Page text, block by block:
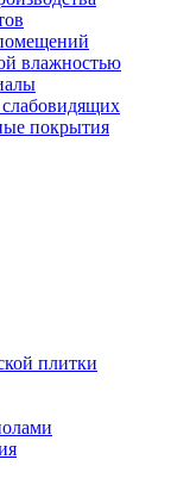
влажностью
покрытия
плитки